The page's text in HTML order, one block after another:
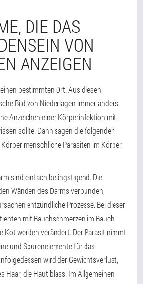
DIE DAS
VON
ANZEIGEN
bestimmten Ort. Aus diesen
Bild von Niederlagen immer anders.
Anzeichen einer Körperinfektion mit
sollte. Dann sagen die folgenden
menschliche Parasiten im Körper
sind einfach beängstigend. Die
Wänden des Darms verbunden,
entzündliche Prozesse. Bei dieser
mit Bauchschmerzen im Bauch
Kot werden verändert. Der Parasit nimmt
und Spurenelemente für das
wird der Gewichtsverlust,
Haar, die Haut blass. Im Allgemeinen